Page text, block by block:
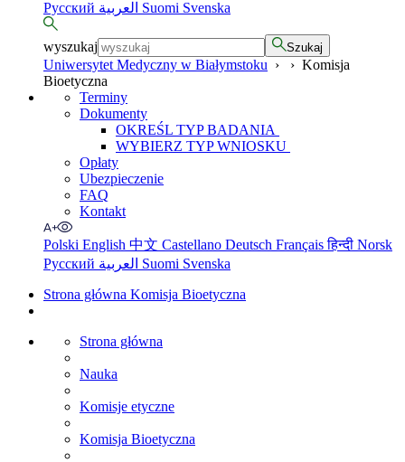
Русский Suomi Svenska
wyszukaj Szukaj
Uniwersytet Medyczny w Białymstoku › › Komisja
Bioetyczna
Terminy
Dokumenty
OKREŚL TYP BADANIA
WYBIERZ TYP WNIOSKU
Opłaty
Ubezpieczenie
FAQ
Kontakt
Polski English 中文 Castellano Deutsch Françaisहिन्दी Norsk
Русский
Suomi Svenska
Strona główna Komisja Bioetyczna
Strona główna
Nauka
Komisje etyczne
Komisja Bioetyczna